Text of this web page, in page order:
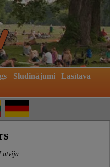
Sludinājumi
Lasītava